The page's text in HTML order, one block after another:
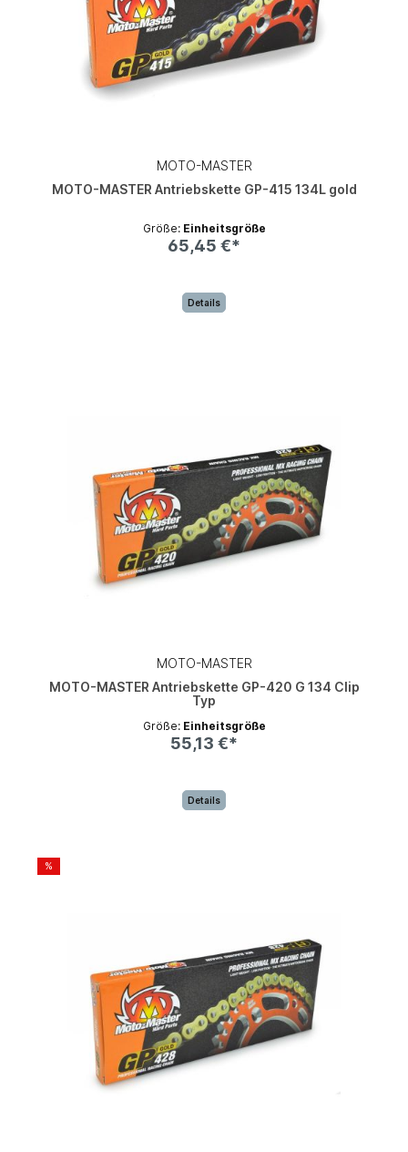
MOTO-MASTER
MOTO-MASTER Antriebskette GP-415 134L gold
Größe: Einheitsgröße
65,45 €*
Details
MOTO-MASTER
MOTO-MASTER Antriebskette GP-420 G 134 Clip
Typ
Größe: Einheitsgröße
55,13 €*
Details
%